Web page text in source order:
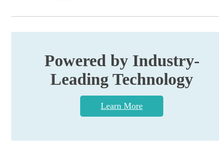
Powered by Industry-
Leading Technology
Learn More